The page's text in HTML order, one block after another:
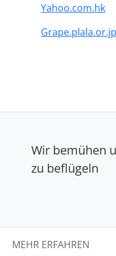
Yahoo.com.hk
Grape.plala.or.jp
Wir bemühen
zu beflügeln
MEHR ERFAHREN